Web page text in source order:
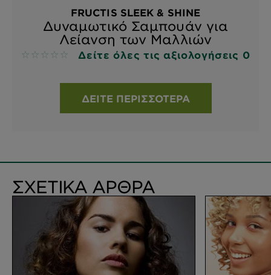
FRUCTIS SLEEK & SHINE
Δυναμωτικό Σαμπουάν για
Λείανση των Μαλλιών
No reviews Δείτε όλες τις αξιολογήσεις 0
ΔΕΊΤΕ ΠΕΡΙΣΣΌΤΕΡΑ
ΣΧΕΤΙΚΑ ΑΡΘΡΑ